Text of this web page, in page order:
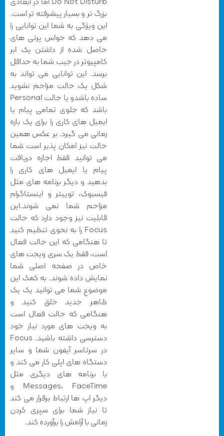
بزرگ تر و بسیار پیشرفته تر است.
این ویژگی به شما این توانایی را
می دهد که حواس پرتی های
حاصل شده از داشتن یک ابر
کامپیوتر در جیب شما به حداقل
برسد. این توانایی می تواند به
شکل یک حالت مزاحم نشوید
ساده باشدو یا حالت Personal
باشد که جلوی تمامی پیام یا
ایمیل های کاری را برای یک بازه
زمانی می گیرد. بر عکس همین
حالت نیز امکان پذیر است شما
می توانید فقط اجازه دریافت
پیام یا ایمیل های کاری را
بدهید و دیگر برنامه های مثل
فیسبوک، توییتر و اینستاگرام
مزاحم شما نمی شوند.این
قابلیت نیز وجود دارد که حالت
Focus را به نحوی تنظیم کنید
تا هنگامی که این حالت فعال
است، فقط یک سری ویجت های
خاص در صفحه اصلی شما
نمایش داده شوند. به کمک این
موضوع شما می توانید یک یک
ظاهر جدید خلق کنید و
هنگامی که حالت فعال است
به ویجت های مورد نیاز خود
دسترسی داشته باشید. Focus
در سرتاسر آیفون شما و سایر
دستگاه های اپلی کار می کند و
با برنامه های دیگری مثل
Messages، FaceTime و
دیگر اپ ها ارتباط برقرار می کند
تا نیاز شما برای سپری کردن
زمانی با آرامش را برآورده کند.